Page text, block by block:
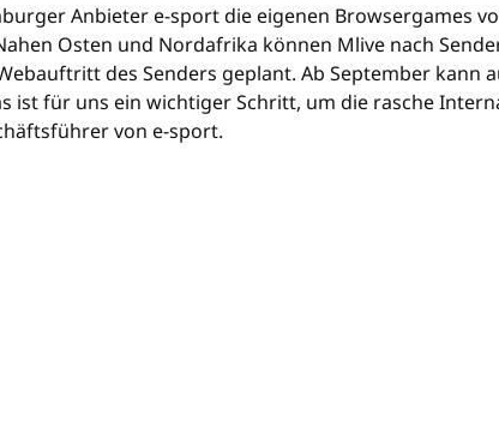
Anbieter e-sport die eigenen Browsergames
Osten und Nordafrika können Mlive nach
des Senders geplant. Ab September kann
ist für uns ein wichtiger Schritt, um die rasche
von e-sport.